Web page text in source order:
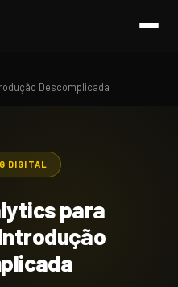
Descomplicada
DIGITAL
para